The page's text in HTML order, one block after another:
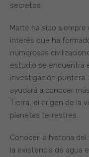
secretos.
Marte ha sido
interés que ha
numerosas
estudio se encuentra
investigación
ayudará a conocer
Tierra, el origen de la
planetas terrestres.
Conocer la historia
la existencia de agua